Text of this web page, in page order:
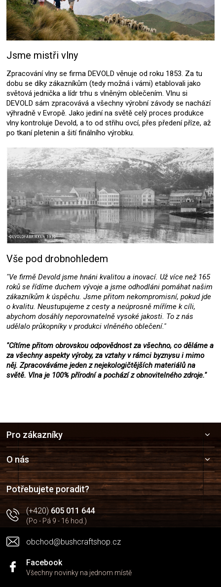
Jsme mistři vlny
Zpracování vlny se firma DEVOLD věnuje od roku 1853. Za tu
dobu se díky zákazníkům (tedy možná i vámi) etablovali jako
světová jednička a lídr trhu s vlněným oblečením. Vlnu si
DEVOLD sám zpracovává a všechny výrobní závody se nachází
výhradně v Evropě. Jako jediní na světě celý proces produkce
vlny kontroluje Devold, a to od střihu ovcí, přes předení příze, až
po tkaní pletenin a šití finálního výrobku.
Vše pod drobnohledem
"Ve firmě Devold jsme hnáni kvalitou a inovací. Už více než 165
roků se řídíme duchem vývoje a jsme odhodláni pomáhat našim
zákazníkům k úspěchu. Jsme přitom nekompromisní, pokud jde
o kvalitu. Neustupujeme z cesty a neúprosně míříme k cíli,
abychom dosáhly neporovnatelně vysoké jakosti. To z nás
udělalo průkopníky v produkci vlněného oblečení."
"Cítíme přitom obrovskou odpovědnost za všechno, co děláme a
za všechny aspekty výroby, za vztahy v rámci byznysu i mimo
něj. Zpracováváme jeden z nejekologičtějších materiálů na
světě. Vlna je 100% přírodní a pochází z obnovitelného zdroje."
a
t
í
Pro zákazníky
O nás
Potřebujete poradit?
(+420)605 011 644
(Po - Pá 9 - 16 hod.)
obchod@bushcraftshop.cz
Facebook
Všechny novinky na jednom místě